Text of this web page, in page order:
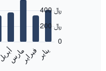
ينايرفبرايرمارس
0
200 ﷼
400 ﷼